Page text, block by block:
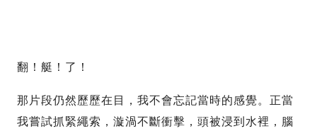
翻！艇！了！
那片段仍然歷歷在目，我不會忘記當時的感覺。正當
我嘗試抓緊繩索，漩渦不斷衝擊，頭被浸到水裡，腦